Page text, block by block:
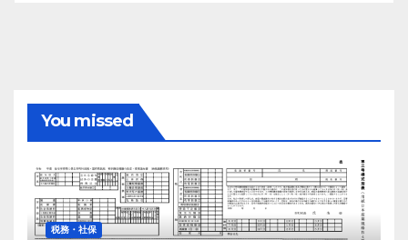
You missed
税務・社保